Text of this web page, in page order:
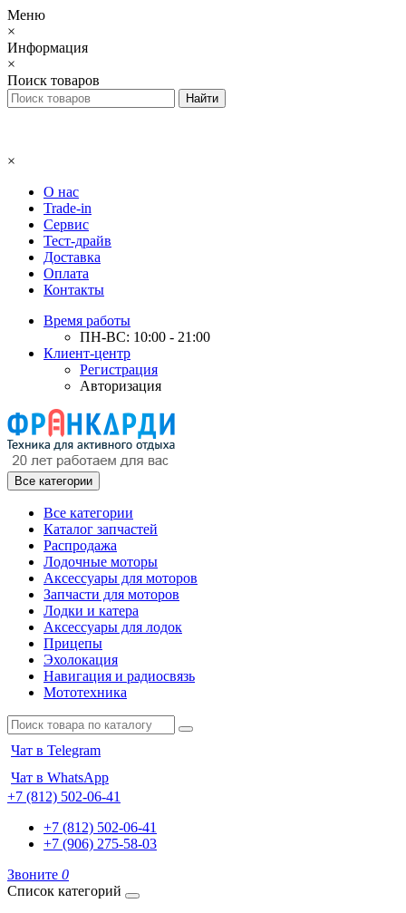
Меню
×
Информация
×
Поиск товаров
×
О нас
Trade-in
Сервис
Тест-драйв
Доставка
Оплата
Контакты
Время работы
ПН-ВС: 10:00 - 21:00
Клиент-центр
Регистрация
Авторизация
Все категории
Все категории
Каталог запчастей
Распродажа
Лодочные моторы
Аксессуары для моторов
Запчасти для моторов
Лодки и катера
Аксессуары для лодок
Прицепы
Эхолокация
Навигация и радиосвязь
Мототехника
Чат в Telegram
Чат в WhatsApp
+7 (812) 502-06-41
+7 (812) 502-06-41
+7 (906) 275-58-03
Звоните 0
Список категорий